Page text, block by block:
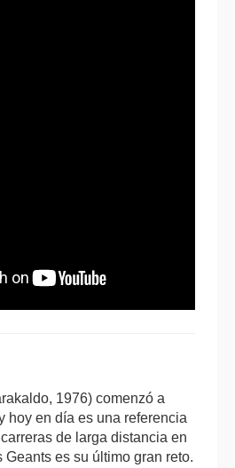
1976) comenzó a
hoy en día es una referencia
de larga distancia en
Geants es su último gran reto.